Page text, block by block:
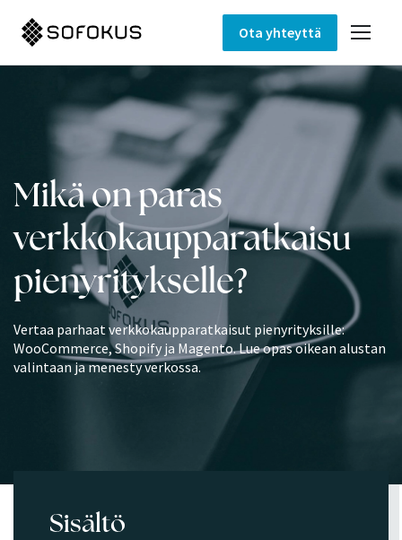
Ota yhteyttä
Mikä on paras
verkkokaupparatkaisu
pienyritykselle?
Vertaa parhaat verkkokaupparatkaisut pienyrityksille:
WooCommerce, Shopify ja Magento. Lue opas oikean alustan
valintaan ja menesty verkossa.
Sisältö